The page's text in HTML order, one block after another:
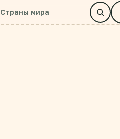
Страны мира